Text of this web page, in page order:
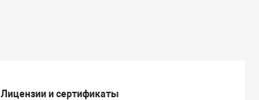
Лицензии и сертификаты